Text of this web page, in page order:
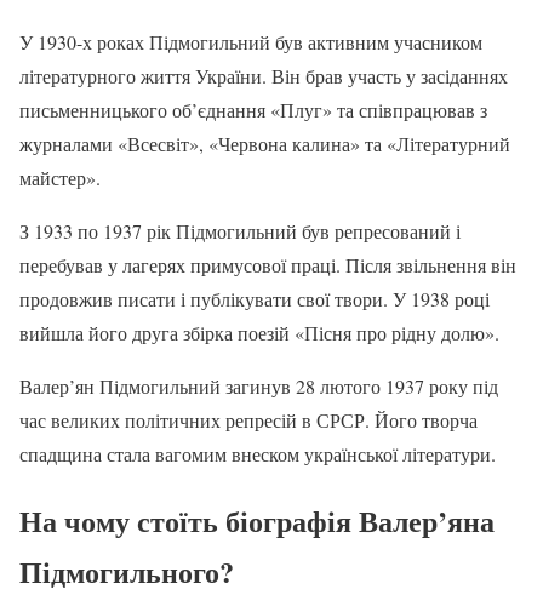
У 1930-х роках Підмогильний був активним учасником
літературного життя України. Він брав участь у засіданнях
письменницького об’єднання «Плуг» та співпрацював з
журналами «Всесвіт», «Червона калина» та «Літературний
майстер».
З 1933 по 1937 рік Підмогильний був репресований і
перебував у лагерях примусової праці. Після звільнення він
продовжив писати і публікувати свої твори. У 1938 році
вийшла його друга збірка поезій «Пісня про рідну долю».
Валер’ян Підмогильний загинув 28 лютого 1937 року під
час великих політичних репресій в СРСР. Його творча
спадщина стала вагомим внеском української літератури.
На чому стоїть біографія Валер’яна
Підмогильного?